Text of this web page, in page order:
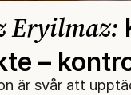
Eryilmaz:
–
är svår att